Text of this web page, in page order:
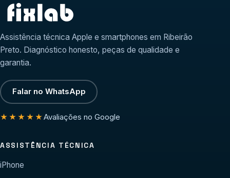
Assistência técnica Apple e smartphones em Ribeirão
Preto. Diagnóstico honesto, peças de qualidade e
garantia.
Falar no WhatsApp
★★★★★Avaliações no Google
ASSISTÊNCIA TÉCNICA
iPhone